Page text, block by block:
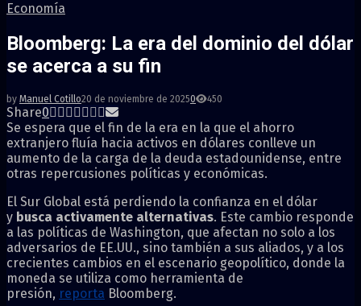
Economía
Bloomberg: La era del dominio del dólar
se acerca a su fin
by Manuel Cotillo20 de noviembre de 20250 450
Share0
Se espera que el fin de la era en la que el ahorro
extranjero fluía hacia activos en dólares conlleve un
aumento de la carga de la deuda estadounidense, entre
otras repercusiones políticas y económicas.
El Sur Global está perdiendo la confianza en el dólar
y busca activamente alternativas. Este cambio responde
a las políticas de Washington, que afectan no solo a los
adversarios de EE.UU., sino también a sus aliados, y a los
crecientes cambios en el escenario geopolítico, donde la
moneda se utiliza como herramienta de
presión, reporta Bloomberg.